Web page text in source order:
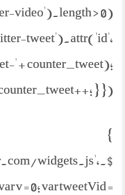
> 0)
tweet').attr('id',
' + counter_tweet);
} });
}
widgets.js',
v = 0; var tweetVid =